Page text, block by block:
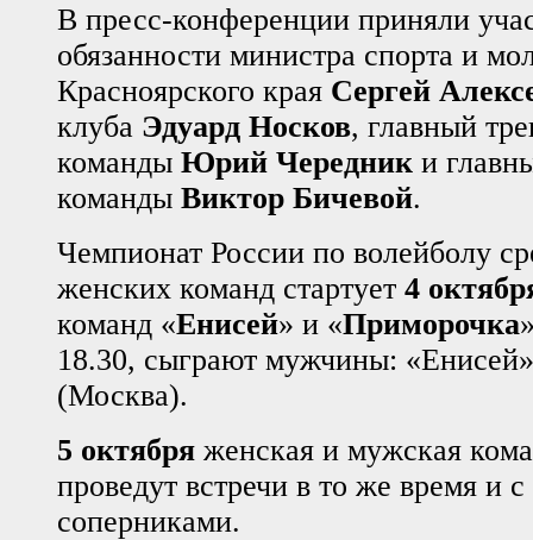
В пресс-конференции приняли
обязанности министра спорта и
Красноярского края Сергей
клуба Эдуард Носков, главный
команды Юрий Чередник и
команды Виктор Бичевой.
Чемпионат России по волейболу
женских команд стартует 4
команд «Енисей» и «Приморочка
18.30, сыграют мужчины:
(Москва).
5 октября женская и мужская
проведут встречи в то же время и
соперниками.